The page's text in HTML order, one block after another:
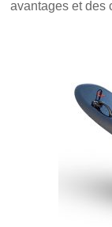
avantages et des